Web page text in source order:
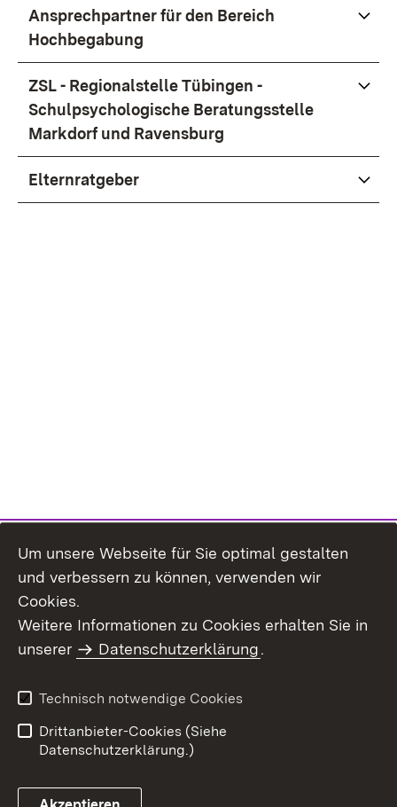
Ansprechpartner für den Bereich
Hochbegabung
ZSL - Regionalstelle Tübingen -
Schulpsychologische Beratungsstelle
Markdorf und Ravensburg
Elternratgeber
Benutzungshinweise
Erklärung zur
Um unsere Webseite für Sie optimal gestalten
und verbessern zu können, verwenden wir
Cookies.
Weitere Informationen zu Cookies erhalten Sie in
unserer
Datenschutzerklärung.
Technisch notwendige Cookies
Drittanbieter-Cookies (Siehe
Datenschutzerklärung.)